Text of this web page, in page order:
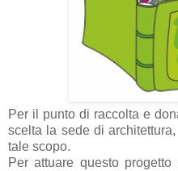
Per il punto di raccolta e
scelta la sede di
tale scopo.
Per attuare questo